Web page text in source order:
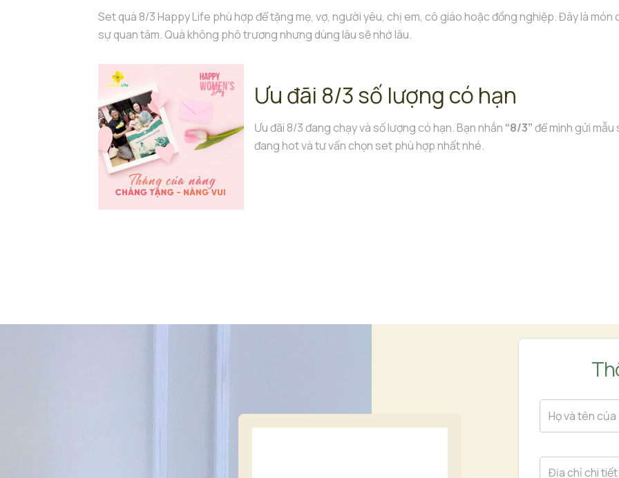
Set quà 8/3 Happy Life phù hợp để tặng mẹ, vợ, người yêu, chị em, cô giáo hoặc đồng nghiệp. Đây là món
sự quan tâm. Quà không phô trương nhưng dùng lâu sẽ nhớ lâu.
Ưu đãi 8/3 số lượng có hạn
Ưu đãi 8/3 đang chạy và số lượng có hạn. Bạn nhắn “8/3”để mình gửi mẫu
đang hot và tư vấn chọn set phù hợp nhất nhé.